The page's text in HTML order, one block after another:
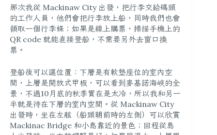
那次我從 Mackinaw City 出發，把行李交給碼頭
的工作人員，他們會把行李放上船，同時我們也會
領取一個行李條；如果是線上購票，掃描手機上的
QR code 就能直接登船，不需要另外去窗口換
票。
登船後可以選位置：下層是有軟墊座位的室內空
間，上層是開放式甲板，可以看到麥基諾海峽的全
景，不過10月底的秋季實在是太冷，所以我和另一
半就是待在下層的室內空間。從 Mackinaw City
出發時，坐在左舷（船頭朝前時的左側）可以欣賞
Mackinac Bridge 和小島靠近的景色；回程從島